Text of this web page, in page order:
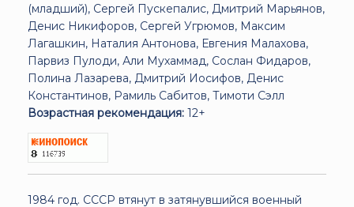
(младший), Сергей Пускепалис, Дмитрий Марьянов,
Денис Никифоров, Сергей Угрюмов, Максим
Лагашкин, Наталия Антонова, Евгения Малахова,
Парвиз Пулоди, Али Мухаммад, Сослан Фидаров,
Полина Лазарева, Дмитрий Иосифов, Денис
Константинов, Рамиль Сабитов, Тимоти Сэлл
Возрастная рекомендация: 12+
1984 год. СССР втянут в затянувшийся военный